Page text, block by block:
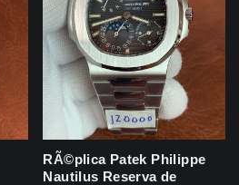
RÃ©plica Patek Philippe
Nautilus Reserva de